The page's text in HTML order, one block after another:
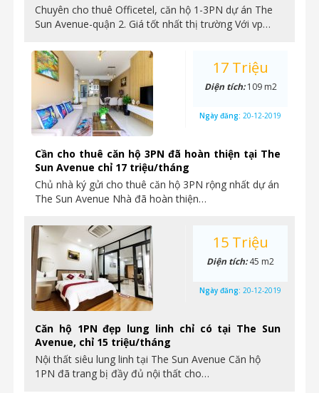
Chuyên cho thuê Officetel, căn hộ 1-3PN dự án The
Sun Avenue-quận 2. Giá tốt nhất thị trường Với vp…
Cần cho thuê căn hộ 3PN đã hoàn thiện tại The
Sun Avenue chỉ 17 triệu/tháng
Chủ nhà ký gửi cho thuê căn hộ 3PN rộng nhất dự án
The Sun Avenue Nhà đã hoàn thiện…
17 Triệu
Diện tích:109 m2
Ngày đăng: 20-12-2019
Căn hộ 1PN đẹp lung linh chỉ có tại The Sun
Avenue, chỉ 15 triệu/tháng
Nội thất siêu lung linh tại The Sun Avenue Căn hộ
1PN đã trang bị đầy đủ nội thất cho…
15 Triệu
Diện tích:45 m2
Ngày đăng: 20-12-2019